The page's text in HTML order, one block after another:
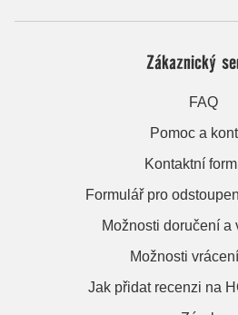
Zákaznický
FAQ
Pomoc a
Kontaktní
Formulář pro
Možnosti doručení a
Možnosti
Jak přidat recenzi na